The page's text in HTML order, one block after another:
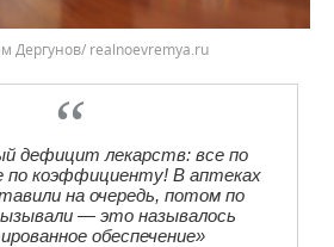
Дергунов/ realnoevremya.ru
дефицит лекарств: все по
по коэффициенту! В аптеках
на очередь, потом по
— это называлось
обеспечение»